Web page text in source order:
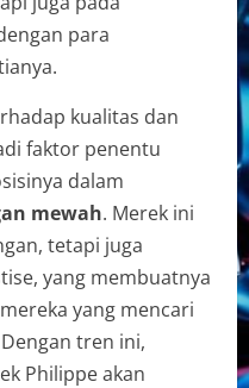
para
kualitas dan
faktor penentu
dalam
mewah. Merek ini
tetapi juga
yang membuatnya
yang mencari
tren ini,
Philippe akan